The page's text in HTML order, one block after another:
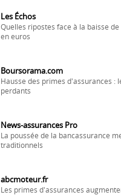
Les Échos
Quelles ripostes face à la baisse
en euros
Boursorama.com
Hausse des primes d'assurances :
perdants
News-assurances Pro
La poussée de la bancassurance
traditionnels
abcmoteur.fr
Les primes d'assurances